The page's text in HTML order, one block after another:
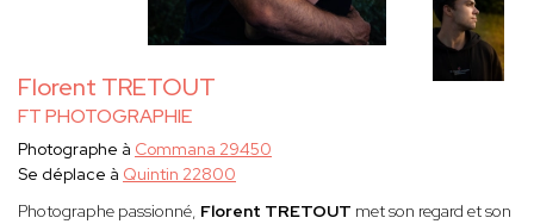
Florent TRETOUT
FT PHOTOGRAPHIE
Photographe à Commana 29450
Se déplace à Quintin 22800
Photographe passionné, Florent TRETOUT met son regard et son